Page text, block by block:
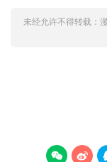
未经允许不得转载：
 